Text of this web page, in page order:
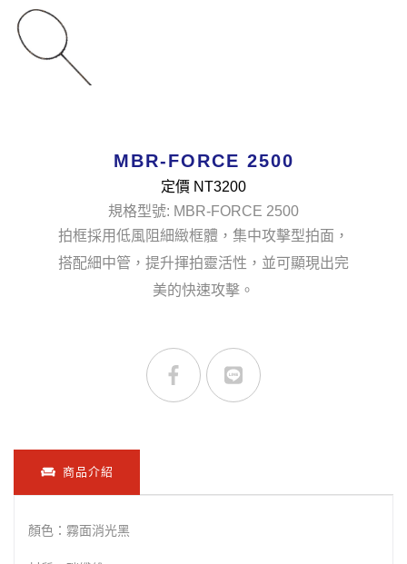
MBR-FORCE 2500
定價 NT3200
規格型號: MBR-FORCE 2500
拍框採用低風阻細緻框體，集中攻擊型拍面，
搭配細中管，提升揮拍靈活性，並可顯現出完
美的快速攻擊。
商品介紹
顏色：霧面消光黑